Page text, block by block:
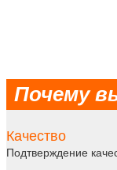
Почему
Качество
Подтверждение